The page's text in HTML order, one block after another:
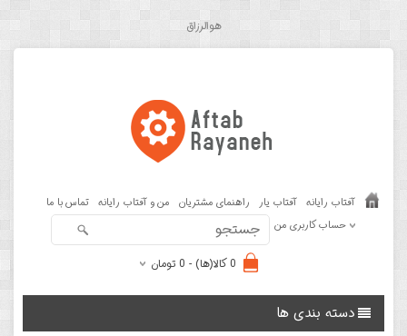
هوالرزاق
آفتاب رایانه آفتاب یار راهنمای مشتریان من و آفتاب رایانه تماس با ما
حساب کاربری من
0 کالا(ها) - 0 تومان
دسته بندی ها